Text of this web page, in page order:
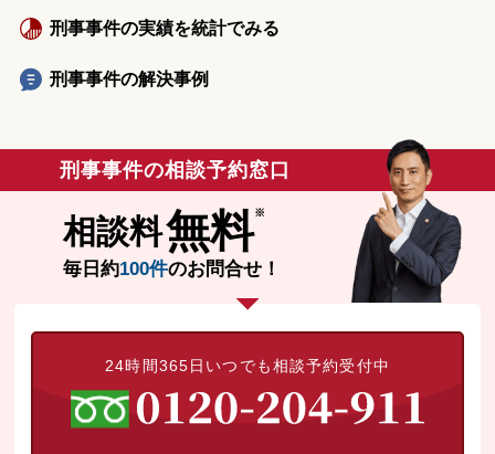
刑事事件の実績を統計でみる
刑事事件の解決事例
刑事事件の相談予約窓口
相談料無料
毎日約100件のお問合せ！
24時間365日いつでも相談予約受付中